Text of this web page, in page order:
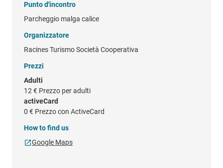
Punto d'incontro
Parcheggio malga calice
Organizzatore
Racines Turismo Società Cooperativa
Prezzi
Adulti
12 € Prezzo per adulti
activeCard
0 € Prezzo con ActiveCard
How to find us
Google Maps